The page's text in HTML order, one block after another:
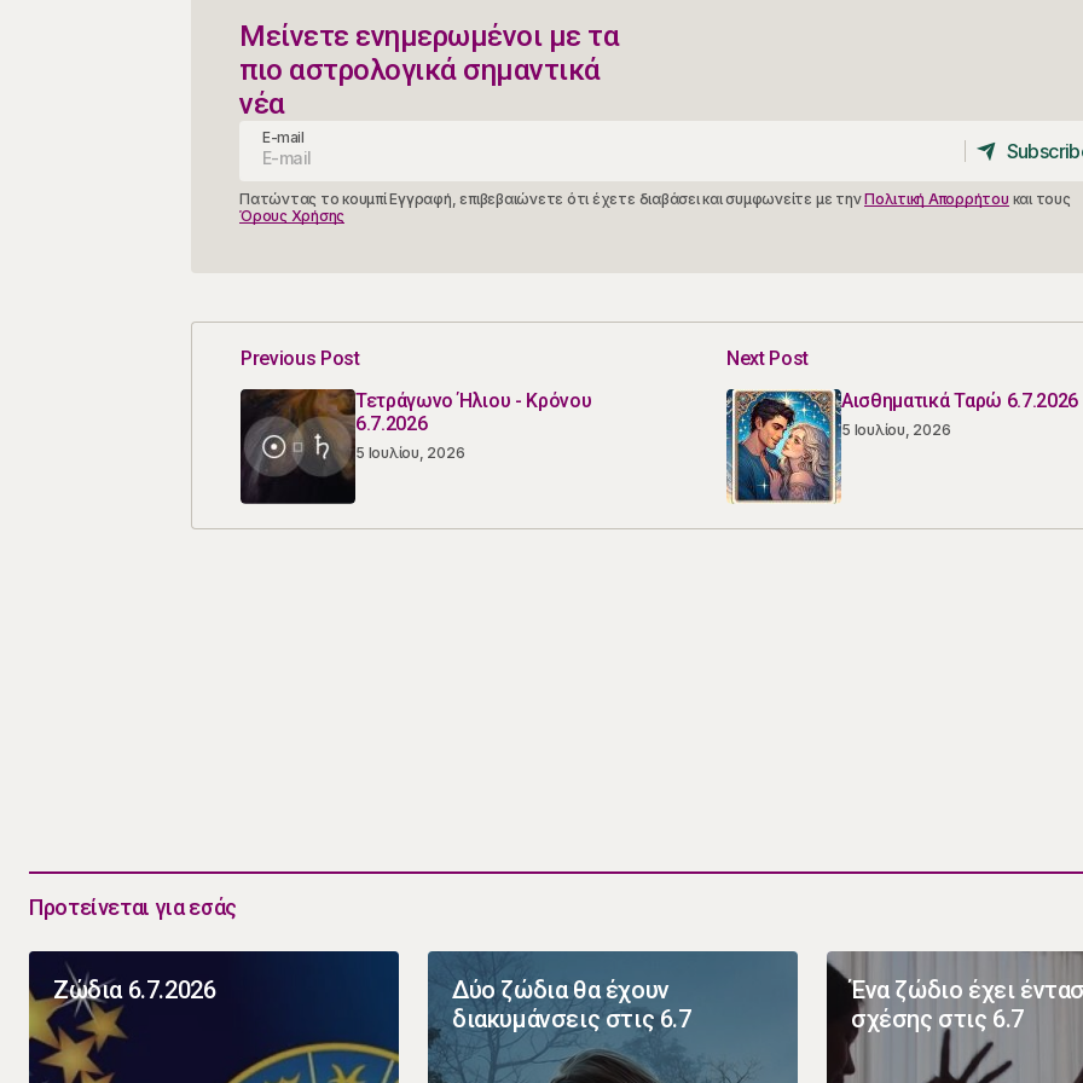
Μείνετε ενημερωμένοι με τα
πιο αστρολογικά σημαντικά
νέα
E-mail
Πατώντας το κουμπί Εγγραφή, επιβεβαιώνετε ότι έχετε διαβάσει και συμφωνείτε με τηνΠολιτική Απορρήτου και τους
Όρους Χρήσης
Previous Post
Τετράγωνο Ήλιου - Κρόνου
6.7.2026
5 Ιουλίου, 2026
Next Post
Αισθηματικά Ταρώ 6.7.2026
5 Ιουλίου, 2026
Προτείνεται για εσάς
Ζώδια 6.7.2026
Δύο ζώδια θα έχουν
διακυμάνσεις στις 6.7
Ένα ζώδιο έχει
σχέσης στις 6.7